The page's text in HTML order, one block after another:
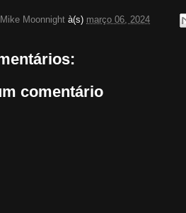
Mike Moonnight à(s) março 06, 2024
comentário